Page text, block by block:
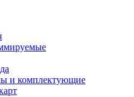
и комплектующие